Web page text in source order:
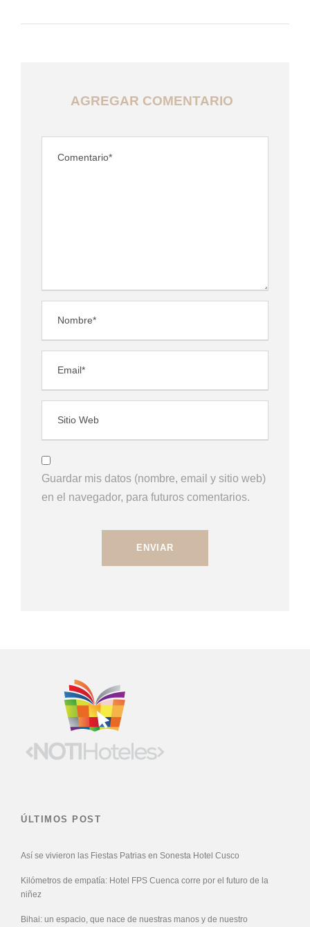
AGREGAR COMENTARIO
Guardar mis datos (nombre, email y sitio web)
en el navegador, para futuros comentarios.
ÚLTIMOS POST
Así se vivieron las Fiestas Patrias en Sonesta Hotel Cusco
Kilómetros de empatía: Hotel FPS Cuenca corre por el futuro de la
niñez
Bihai: un espacio, que nace de nuestras manos y de nuestro